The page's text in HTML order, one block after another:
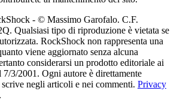
- © Massimo Garofalo. C.F.
Qualsiasi tipo di riproduzione è vietata se
RockShock non rappresenta una
viene aggiornato senza alcuna
considerarsi un prodotto editoriale ai
7/3/2001. Ogni autore è direttamente
negli articoli e nei commenti. Privacy